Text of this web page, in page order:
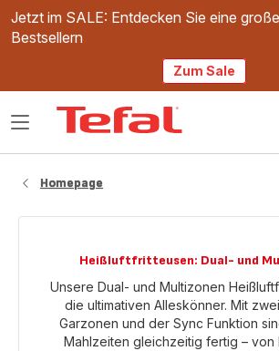
Jetzt im SALE: Entdecken Sie eine
Bestsellern
Zum Sale
Das
Homepage
Heißluftfritteusen: Dual- und
Unsere Dual- und Multizonen
die ultimativen Alleskönner. Mit
Garzonen und der Sync Funktion
Mahlzeiten gleichzeitig fertig – von